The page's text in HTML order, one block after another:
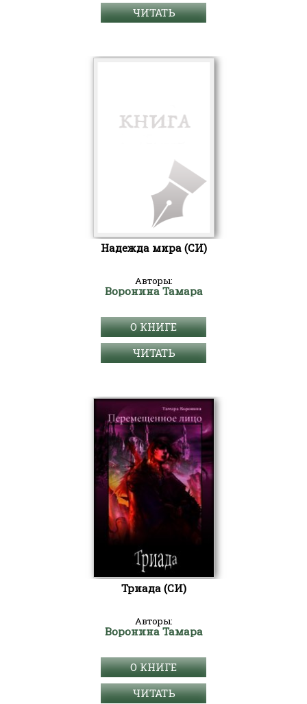
ЧИТАТЬ
Надежда мира (СИ)
Авторы:
Воронина Тамара
О КНИГЕ
ЧИТАТЬ
Триада (СИ)
Авторы:
Воронина Тамара
О КНИГЕ
ЧИТАТЬ